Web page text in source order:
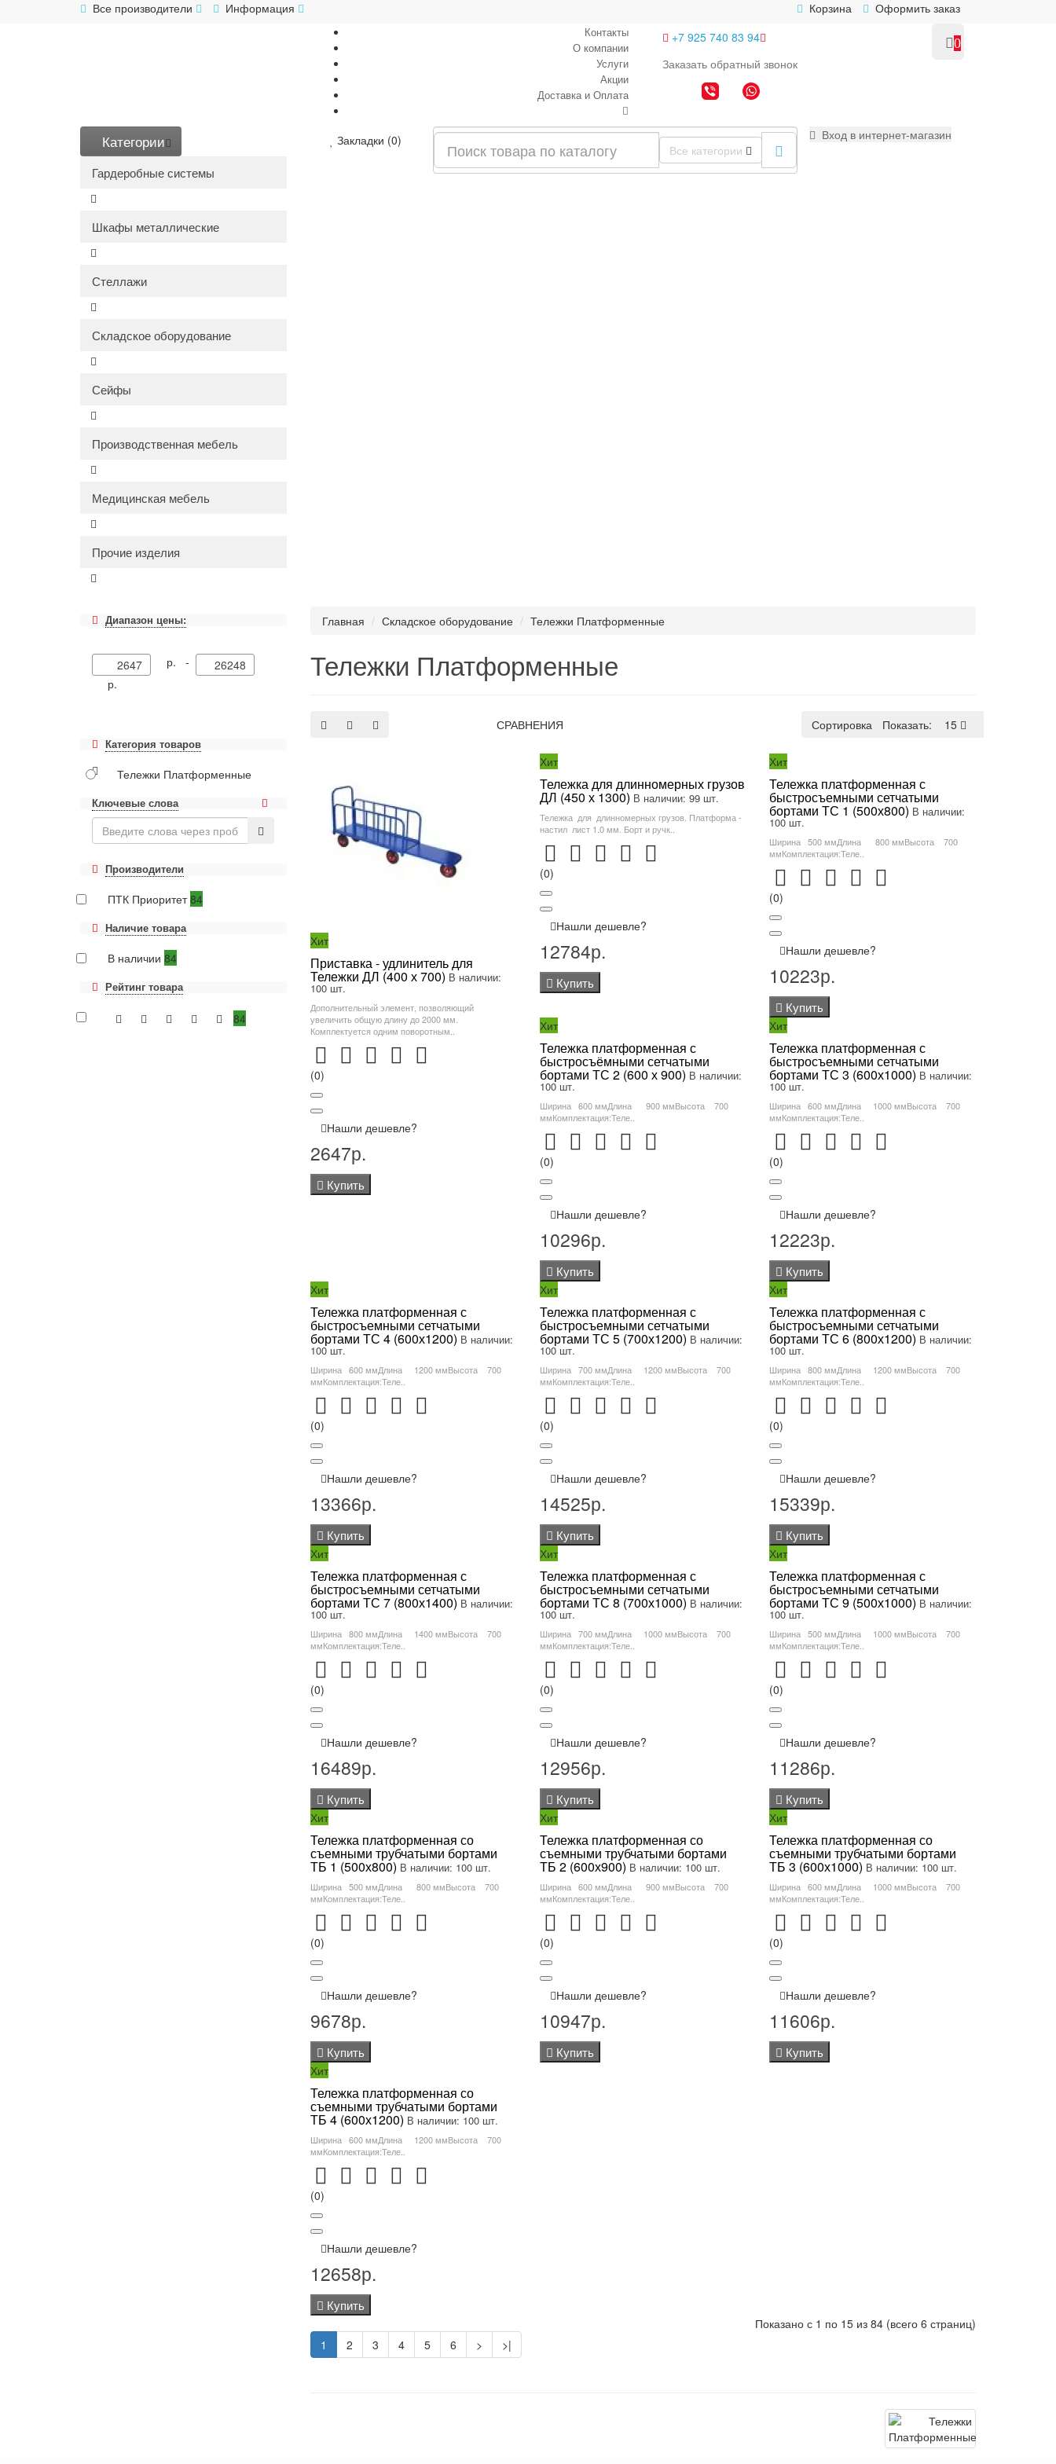
Корзина Оформить заказ
Все производители Информация
Контакты
О компании
Услуги
Акции
Доставка и Оплата
+7 925 740 83 94
Заказать обратный звонок
0
Категории
Гардеробные системы
Шкафы металлические
Стеллажи
Складское оборудование
Сейфы
Производственная мебель
Медицинская мебель
Прочие изделия
Закладки (0)
Все категории
Вход в интернет-магазин
Диапазон цены:
р. -
р.
Категория товаров
Тележки Платформенные
Ключевые слова
Производители
ПТК Приоритет84
Наличие товара
В наличии 84
Рейтинг товара
84
Главная Складское оборудование Тележки Платформенные
Тележки Платформенные
СРАВНЕНИЯ Показать: 15
Сортировка: По умолчанию
Хит
Приставка - удлинитель для
Тележки ДЛ (400 х 700) В наличии:
100 шт.
Дополнительный элемент, позволяющий
увеличить общую длину до 2000 мм.
Комплектуется одним поворотным..
(0)
Нашли дешевле?
2647р.
Купить
Хит
Тележка для длинномерных грузов
ДЛ (450 х 1300) В наличии: 99 шт.
Тележка для длинномерных грузов. Платформа -
настил лист 1.0 мм. Борт и ручк..
(0)
Нашли дешевле?
12784р.
Купить
Хит
Тележка платформенная с
быстросъемными сетчатыми
бортами ТС 1 (500х800) В наличии:
100 шт.
Ширина 500 ммДлина 800 ммВысота 700
ммКомплектация:Теле..
(0)
Нашли дешевле?
10223р.
Купить
Хит
Тележка платформенная с
быстросъёмными сетчатыми
бортами ТС 2 (600 х 900) В наличии:
100 шт.
Ширина 600 ммДлина 900 ммВысота 700
ммКомплектация:Теле..
(0)
Нашли дешевле?
10296р.
Купить
Хит
Тележка платформенная с
быстросъемными сетчатыми
бортами ТС 3 (600х1000) В наличии:
100 шт.
Ширина 600 ммДлина 1000 ммВысота 700
ммКомплектация:Теле..
(0)
Нашли дешевле?
12223р.
Купить
Хит
Тележка платформенная с
быстросъемными сетчатыми
бортами ТС 4 (600х1200) В наличии:
100 шт.
Ширина 600 ммДлина 1200 ммВысота 700
ммКомплектация:Теле..
(0)
Нашли дешевле?
13366р.
Купить
Хит
Тележка платформенная с
быстросъемными сетчатыми
бортами ТС 5 (700х1200) В наличии:
100 шт.
Ширина 700 ммДлина 1200 ммВысота 700
ммКомплектация:Теле..
(0)
Нашли дешевле?
14525р.
Купить
Хит
Тележка платформенная с
быстросъемными сетчатыми
бортами ТС 6 (800х1200) В наличии:
100 шт.
Ширина 800 ммДлина 1200 ммВысота 700
ммКомплектация:Теле..
(0)
Нашли дешевле?
15339р.
Купить
Хит
Тележка платформенная с
быстросъемными сетчатыми
бортами ТС 7 (800х1400) В наличии:
100 шт.
Ширина 800 ммДлина 1400 ммВысота 700
ммКомплектация:Теле..
(0)
Нашли дешевле?
16489р.
Купить
Хит
Тележка платформенная с
быстросъемными сетчатыми
бортами ТС 8 (700х1000) В наличии:
100 шт.
Ширина 700 ммДлина 1000 ммВысота 700
ммКомплектация:Теле..
(0)
Нашли дешевле?
12956р.
Купить
Хит
Тележка платформенная с
быстросъемными сетчатыми
бортами ТС 9 (500х1000) В наличии:
100 шт.
Ширина 500 ммДлина 1000 ммВысота 700
ммКомплектация:Теле..
(0)
Нашли дешевле?
11286р.
Купить
Хит
Тележка платформенная со
съемными трубчатыми бортами
ТБ 1 (500х800) В наличии: 100 шт.
Ширина 500 ммДлина 800 ммВысота 700
ммКомплектация:Теле..
(0)
Нашли дешевле?
9678р.
Купить
Хит
Тележка платформенная со
съемными трубчатыми бортами
ТБ 2 (600х900) В наличии: 100 шт.
Ширина 600 ммДлина 900 ммВысота 700
ммКомплектация:Теле..
(0)
Нашли дешевле?
10947р.
Купить
Хит
Тележка платформенная со
съемными трубчатыми бортами
ТБ 3 (600х1000) В наличии: 100 шт.
Ширина 600 ммДлина 1000 ммВысота 700
ммКомплектация:Теле..
(0)
Нашли дешевле?
11606р.
Купить
Хит
Тележка платформенная со
съемными трубчатыми бортами
ТБ 4 (600х1200) В наличии: 100 шт.
Ширина 600 ммДлина 1200 ммВысота 700
ммКомплектация:Теле..
(0)
Нашли дешевле?
12658р.
Купить
1 2 3 4 5 6 > >|
Показано с 1 по 15 из 84 (всего 6 страниц)